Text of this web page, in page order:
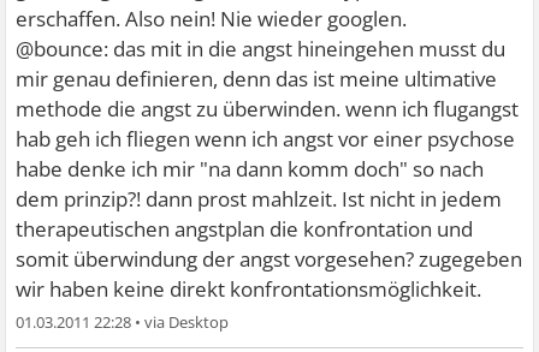
erschaffen. Also nein! Nie wieder googlen.
@bounce: das mit in die angst hineingehen musst du
mir genau definieren, denn das ist meine ultimative
methode die angst zu überwinden. wenn ich flugangst
hab geh ich fliegen wenn ich angst vor einer psychose
habe denke ich mir "na dann komm doch" so nach
dem prinzip?! dann prost mahlzeit. Ist nicht in jedem
therapeutischen angstplan die konfrontation und
somit überwindung der angst vorgesehen? zugegeben
wir haben keine direkt konfrontationsmöglichkeit.
01.03.2011 22:28 •